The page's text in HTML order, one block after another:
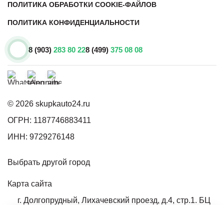
ПОЛИТИКА ОБРАБОТКИ COOKIE-ФАЙЛОВ
ПОЛИТИКА КОНФИДЕНЦИАЛЬНОСТИ
8 (903) 283 80 228 (499) 375 08 08
© 2026 skupkauto24.ru
ОГРН: 1187746883411
ИНН: 9729276148
Выбрать другой город
Карта сайта
г. Долгопрудный, Лихачевский проезд, д.4, стр.1. БЦ